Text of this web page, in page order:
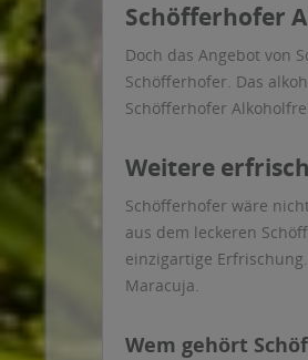
Schöfferhofer
Doch das Angebot von
Schöfferhofer. Das
Schöfferhofer
Weitere
Schöfferhofer wäre
aus dem leckeren
einzigartige
Maracuja.
Wem gehört